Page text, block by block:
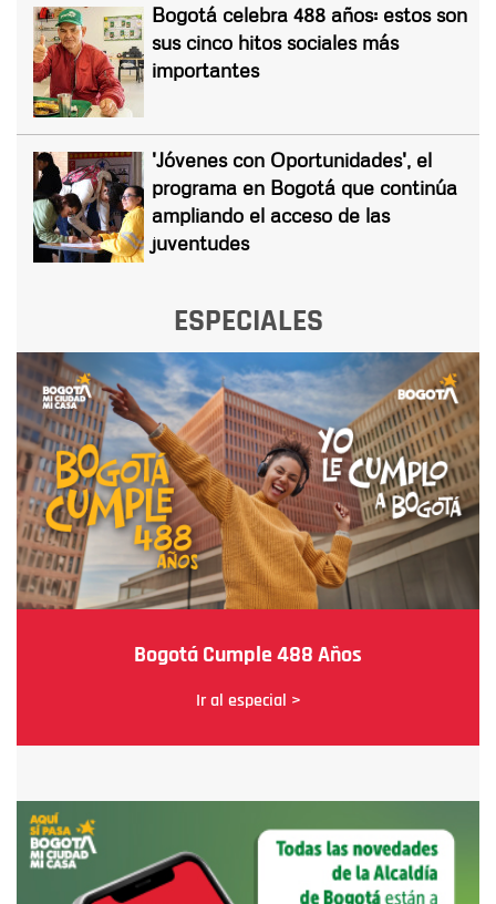
Bogotá celebra 488 años: estos son
sus cinco hitos sociales más
importantes
'Jóvenes con Oportunidades', el
programa en Bogotá que continúa
ampliando el acceso de las
juventudes
ESPECIALES
Bogotá Cumple 488 Años
Ir al especial >